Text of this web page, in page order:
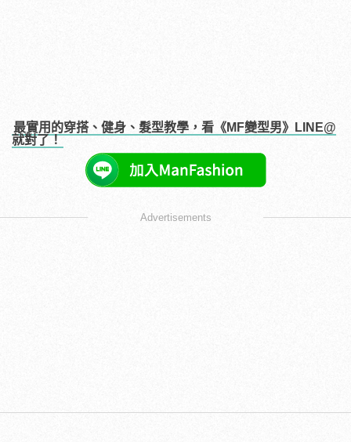
最實用的穿搭、健身、髮型教學，看《MF變型男》LINE@
就對了！
Advertisements